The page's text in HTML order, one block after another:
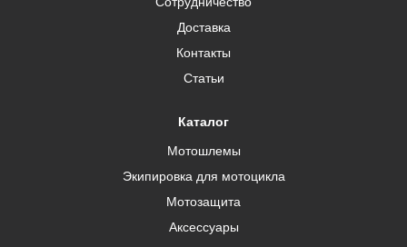
Доставка
Контакты
Статьи
Каталог
Мотошлемы
Экипировка для мотоцикла
Мотозащита
Аксессуары